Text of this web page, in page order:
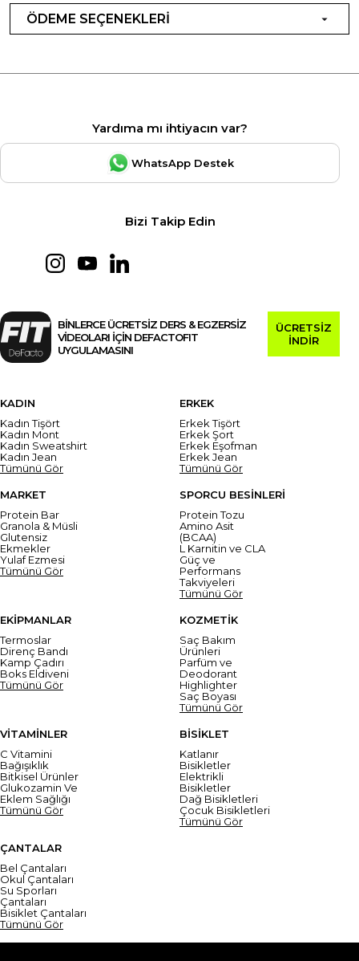
ÖDEME SEÇENEKLERİ
Yardıma mı ihtiyacın var?
WhatsApp Destek
Bizi Takip Edin
BİNLERCE ÜCRETSİZ DERS & EGZERSİZ
VİDEOLARI İÇİN DEFACTOFIT
UYGULAMASINI
ÜCRETSİZ
İNDİR
KADIN
Kadın Tişört
Kadın Mont
Kadın Sweatshirt
Kadın Jean
Tümünü Gör
ERKEK
Erkek Tişört
Erkek Şort
Erkek Eşofman
Erkek Jean
Tümünü Gör
MARKET
Protein Bar
Granola & Müsli
Glutensiz
Ekmekler
Yulaf Ezmesi
Tümünü Gör
SPORCU BESİNLERİ
Protein Tozu
Amino Asit
(BCAA)
L Karnitin ve CLA
Güç ve
Performans
Takviyeleri
Tümünü Gör
EKİPMANLAR
Termoslar
Direnç Bandı
Kamp Çadırı
Boks Eldiveni
Tümünü Gör
KOZMETİK
Saç Bakım
Ürünleri
Parfüm ve
Deodorant
Highlighter
Saç Boyası
Tümünü Gör
VİTAMİNLER
C Vitamini
Bağışıklık
Bitkisel Ürünler
Glukozamin Ve
Eklem Sağlığı
Tümünü Gör
BİSİKLET
Katlanır
Bisikletler
Elektrikli
Bisikletler
Dağ Bisikletleri
Çocuk Bisikletleri
Tümünü Gör
ÇANTALAR
Bel Çantaları
Okul Çantaları
Su Sporları
Çantaları
Bisiklet Çantaları
Tümünü Gör